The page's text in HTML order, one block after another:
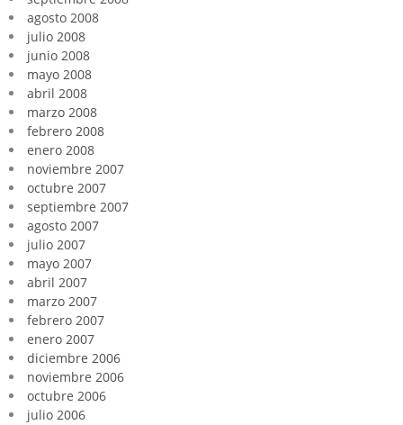
agosto 2008
julio 2008
junio 2008
mayo 2008
abril 2008
marzo 2008
febrero 2008
enero 2008
noviembre 2007
octubre 2007
septiembre 2007
agosto 2007
julio 2007
mayo 2007
abril 2007
marzo 2007
febrero 2007
enero 2007
diciembre 2006
noviembre 2006
octubre 2006
julio 2006